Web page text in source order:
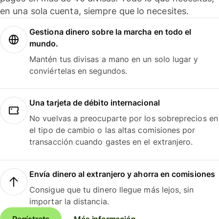
en una sola cuenta, siempre que lo necesites.
Gestiona dinero sobre la marcha en todo el
mundo.
Mantén tus divisas a mano en un solo lugar y
conviértelas en segundos.
Una tarjeta de débito internacional
No vuelvas a preocuparte por los sobreprecios en
el tipo de cambio o las altas comisiones por
transacción cuando gastes en el extranjero.
Envía dinero al extranjero y ahorra en comisiones
Consigue que tu dinero llegue más lejos, sin
importar la distancia.